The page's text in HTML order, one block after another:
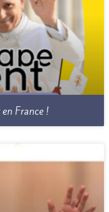
France !